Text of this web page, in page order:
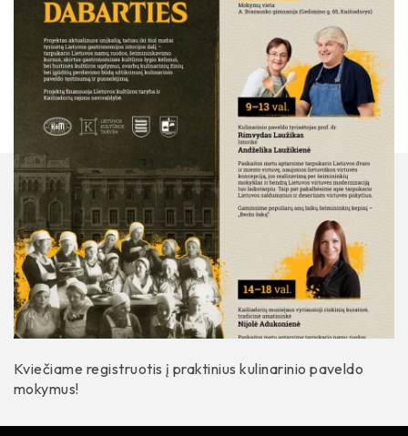
Istorija
Kviečiame registruotis į praktinius kulinarinio paveldo
mokymus!